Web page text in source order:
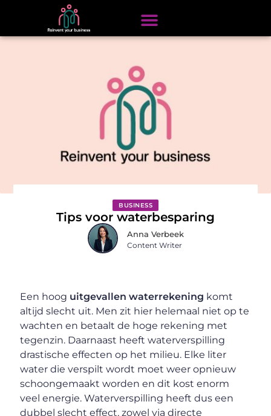
BUSINESS
Tips voor waterbesparing
Anna Verbeek
Content Writer
Een hoog uitgevallen waterrekening komt
altijd slecht uit. Men zit hier helemaal niet op te
wachten en betaalt de hoge rekening met
tegenzin. Daarnaast heeft waterverspilling
drastische effecten op het milieu. Elke liter
water die verspilt wordt moet weer opnieuw
schoongemaakt worden en dit kost enorm
veel energie. Waterverspilling heeft dus een
dubbel slecht effect, zowel via directe